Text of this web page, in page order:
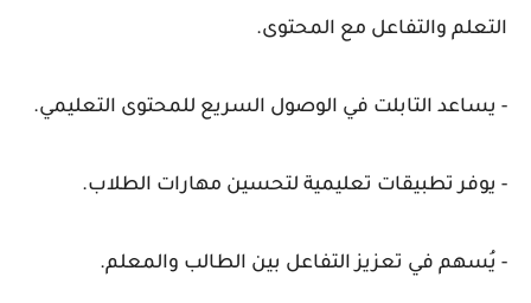
التعلم والتفاعل مع المحتوى.
- يساعد التابلت في الوصول السريع للمحتوى التعليمي.
- يوفر تطبيقات تعليمية لتحسين مهارات الطلاب.
- يُسهم في تعزيز التفاعل بين الطالب والمعلم.